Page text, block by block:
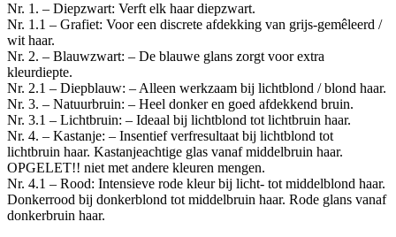
Nr. 1. – Diepzwart: Verft elk haar diepzwart.
Nr. 1.1 – Grafiet: Voor een discrete afdekking van grijs-gemêleerd /
wit haar.
Nr. 2. – Blauwzwart: – De blauwe glans zorgt voor extra
kleurdiepte.
Nr. 2.1 – Diepblauw: – Alleen werkzaam bij lichtblond / blond haar.
Nr. 3. – Natuurbruin: – Heel donker en goed afdekkend bruin.
Nr. 3.1 – Lichtbruin: – Ideaal bij lichtblond tot lichtbruin haar.
Nr. 4. – Kastanje: – Insentief verfresultaat bij lichtblond tot
lichtbruin haar. Kastanjeachtige glas vanaf middelbruin haar.
OPGELET!! niet met andere kleuren mengen.
Nr. 4.1 – Rood: Intensieve rode kleur bij licht- tot middelblond haar.
Donkerrood bij donkerblond tot middelbruin haar. Rode glans vanaf
donkerbruin haar.